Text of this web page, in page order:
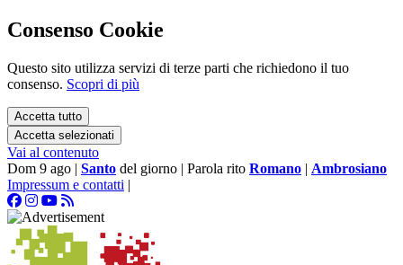
Consenso Cookie
Questo sito utilizza servizi di terze parti che richiedono il tuo
consenso. Scopri di più
Accetta tutto
Accetta selezionati
Vai al contenuto
Dom 9 ago | Santo del giorno | Parola rito Romano | Ambrosiano
Impressum e contatti |